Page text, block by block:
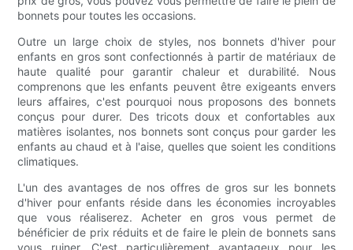
bonnets pour toutes les occasions.
Outre un large choix de styles, nos bonnets d'hiver pour
enfants en gros sont confectionnés à partir de matériaux de
haute qualité pour garantir chaleur et durabilité. Nous
comprenons que les enfants peuvent être exigeants envers
leurs affaires, c'est pourquoi nous proposons des bonnets
conçus pour durer. Des tricots doux et confortables aux
matières isolantes, nos bonnets sont conçus pour garder les
enfants au chaud et à l'aise, quelles que soient les conditions
climatiques.
L'un des avantages de nos offres de gros sur les bonnets
d'hiver pour enfants réside dans les économies incroyables
que vous réaliserez. Acheter en gros vous permet de
bénéficier de prix réduits et de faire le plein de bonnets sans
vous ruiner. C'est particulièrement avantageux pour les